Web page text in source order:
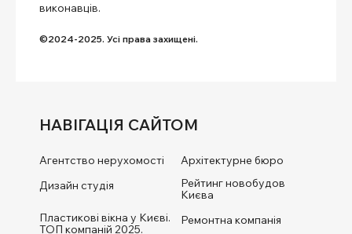
виконавців.
©2024-2025. Усі права захищені.
НАВІГАЦІЯ САЙТОМ
Агентство нерухомості
Архітектурне бюро
Дизайн студія
Рейтинг новобудов
Києва
Пластикові вікна у Києві.
ТОП компаній 2025.
Ремонтна компанія